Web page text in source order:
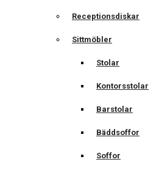
Receptionsdiskar
Sittmöbler
Stolar
Kontorsstolar
Barstolar
Bäddsoffor
Soffor